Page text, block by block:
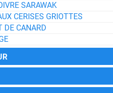
SARAWAK
CERISES GRIOTTES
DE CANARD